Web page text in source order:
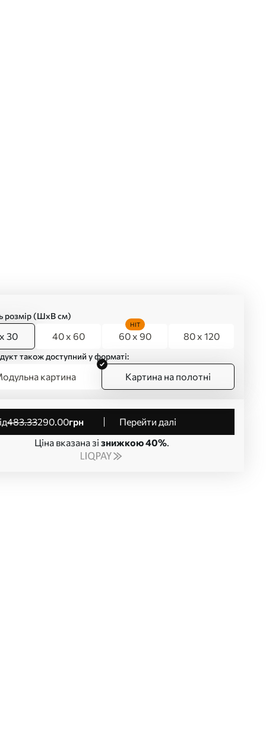
розмір (ШхВ см)
30 40 x 60 60 x 90
HIT
80 x 120
також доступний у форматі:
картина Картина на полотні
від483.33290.00грн
Перейти далі
Ціна вказана зі знижкою 40%.